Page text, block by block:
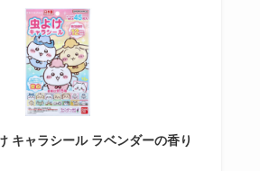
キャラシール ラベンダーの香り